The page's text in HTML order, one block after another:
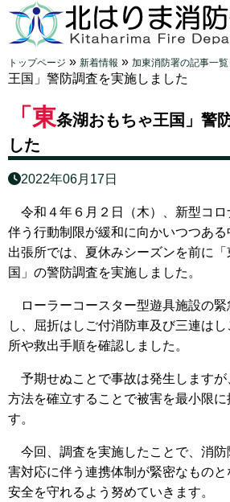
トップページ » 新着情報 » 加東消防署の記事一覧
王国」警防調査を実施しました
「東条湖おもちゃ王国」警
した
2022年06月17日
令和４年６月２日（木）、新型コロ
伴う行動制限が緩和に向かいつつあ
出張所では、夏休みシーズンを前に
国」の警防調査を実施しました。
ローラーコースター型遊具施設の緊
し、屈折はしご付消防車及び三連は
所や救出手順を確認しました。
予期せぬことで事故は発生しますが
方法を確立することで被害を最小限に
す。
今回、調査を実施したことで、消防
害対応に伴う連携体制が緊密なもの
安全を守れるよう努めていきます。